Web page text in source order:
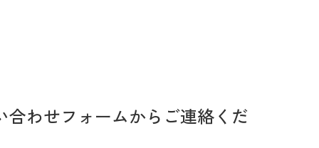
わせフォームからご連絡くだ